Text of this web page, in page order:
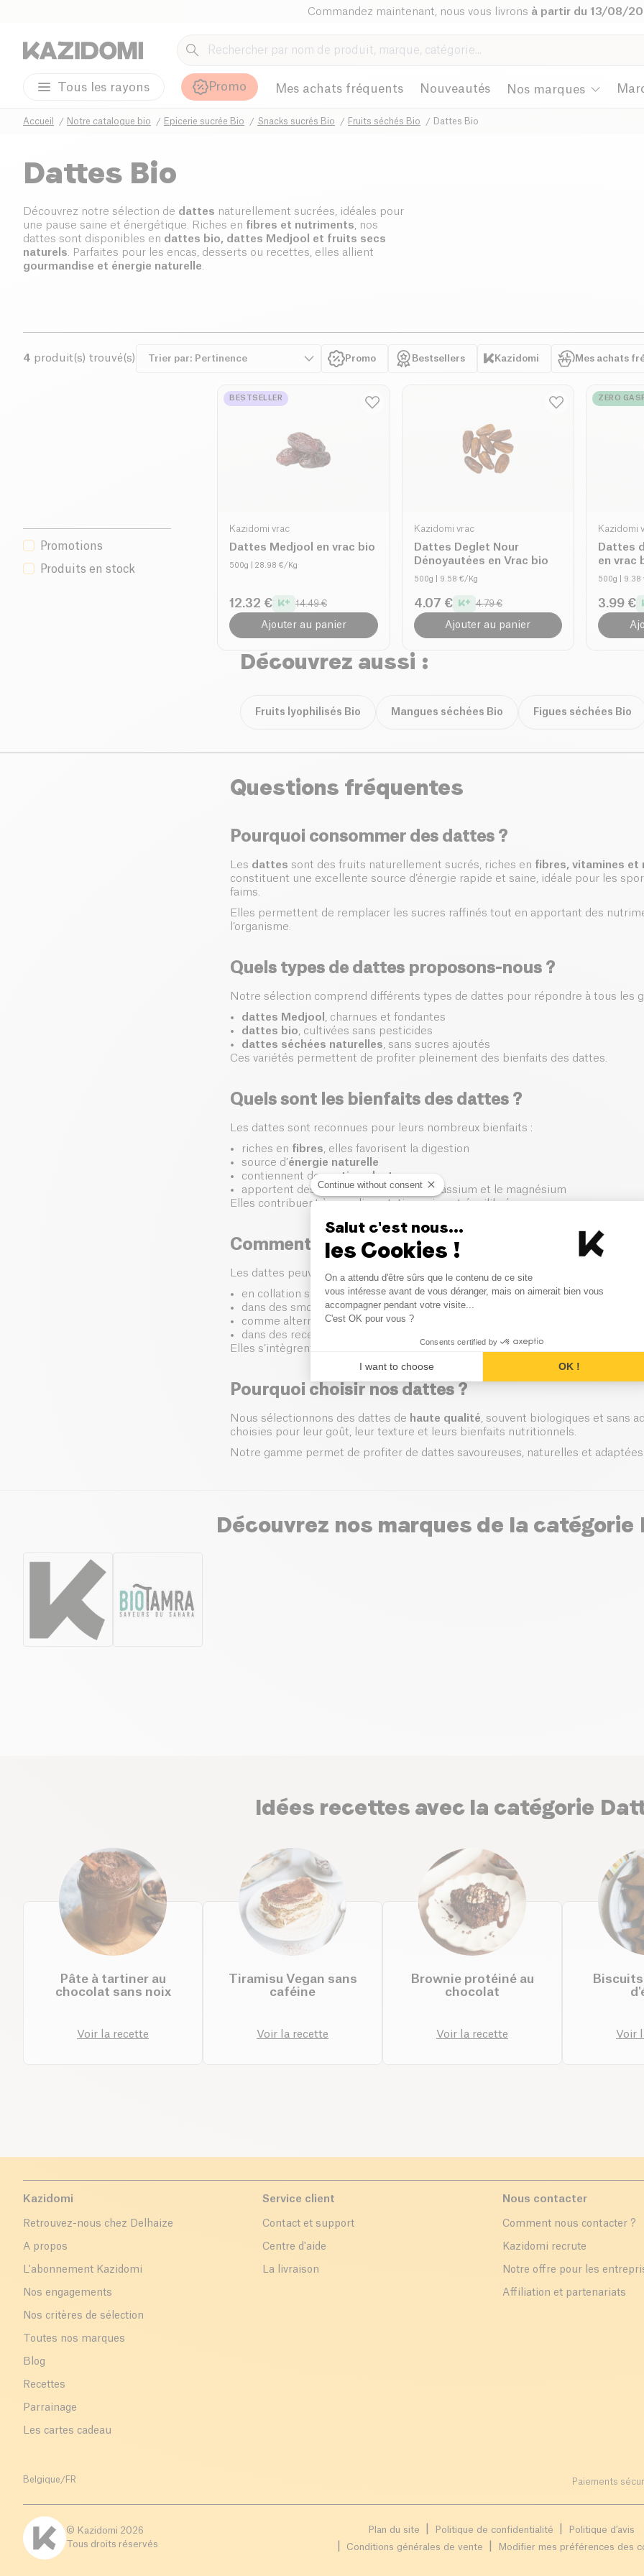
Commandez maintenant, nous vous livrons à partir du 13/08/
Tous les rayons Promo Mes achats fréquents Nouveautés Nos marques
Accueil Notre catalogue bio Epicerie sucrée Bio Snacks sucrés Bio Fruits séchés Bio Dattes Bio
Dattes Bio
Découvrez notre sélection de dattes naturellement sucrées, idéales pour
une pause saine et énergétique. Riches en fibres et nutriments , nos
dattes sont disponibles en dattes bio, dattes Medjool et fruits secs
naturels . Parfaites pour les encas, desserts ou recettes, elles allient
gourmandise et énergie naturelle
4 produit(s) trouvé(s) Promo Bestsellers Kazidomi Mes achats
Promotions
Produits en stock
BESTSELLER
Kazidomi vrac
Dattes Medjool en vrac bio
500g | 28.98 €/Kg
12.32 € 14.49 €
Ajouter au panier
Kazidomi vrac
Dattes Deglet Nour
Dénoyautées en Vrac bio
500g | 9.58 €/Kg
4.07 € 4.79 €
Ajouter au panier
ZERO
Kazidomi
Dattes
en vrac
500g | 9.38
3.99 €
Découvrez aussi :
Fruits lyophilisés Bio Mangues séchées Bio Figues séchées Bio
Questions fréquentes
Pourquoi consommer des dattes ?
Les dattes sont des fruits naturellement sucrés, riches en fibres, vitamines et
constituent une excellente source d’énergie rapide et saine, idéale pour les
faims.
Elles permettent de remplacer les sucres raffinés tout en apportant des
l’organisme.
Quels types de dattes proposons-nous ?
Notre sélection comprend différents types de dattes pour répondre à tous les
dattes Medjool
, charnues et fondantes
dattes bio , cultivées sans pesticides
dattes séchées naturelles , sans sucres ajoutés
Ces variétés permettent de profiter pleinement des bienfaits des dattes.
Quels sont les bienfaits des dattes ?
Les dattes sont reconnues pour leurs nombreux bienfaits :
riches en fibres , elles favorisent la digestion
source d’énergie naturelle
contiennent des
antioxydants
apportent des minéraux comme le potassium et le magnésium
Elles contribuent à une alimentation saine et équilibrée.
Comment consommer les dattes ?
Les dattes peuvent être consommées de différentes façons :
en collation saine
dans des smoothies ou desserts
comme alternative naturelle au sucre
dans des recettes salées ou sucrées
Elles s’intègrent facilement dans une alimentation quotidienne.
Pourquoi choisir nos dattes ?
Nous sélectionnons des dattes de haute qualité , souvent biologiques et sans
choisies pour leur goût, leur texture et leurs bienfaits nutritionnels.
Notre gamme permet de profiter de dattes savoureuses, naturelles et adaptées
Découvrez nos marques de la catégorie
Idées recettes avec la catégorie
Pâte à tartiner au
chocolat sans noix
Voir la recette
Tiramisu Vegan sans
caféine
Voir la recette
Brownie protéiné au
chocolat
Voir la recette Voir
Kazidomi
Retrouvez-nous chez Delhaize
A propos
L'abonnement Kazidomi
Nos engagements
Nos critères de sélection
Toutes nos marques
Blog
Recettes
Parrainage
Les cartes cadeau
Service client
Contact et support
Centre d'aide
La livraison
Nous contacter
Comment nous contacter ?
Kazidomi recrute
Notre offre pour les
Affiliation et partenariats
Belgique /FR Paiements
© Kazidomi 2026
Tous droits réservés
Plan du site Politique de confidentialité
Politique d'avis
Conditions générales de vente
Modifier mes préférences des
Continue without consent
Salut c'est nous...
les Cookies !
Consent Management
On a attendu d'être sûrs que le contenu de ce site
vous intéresse avant de vous déranger, mais on aimerait bien vous
accompagner pendant votre visite...
C'est OK pour vous ?
Consents certified by
I want to choose OK !
Axeptio consent